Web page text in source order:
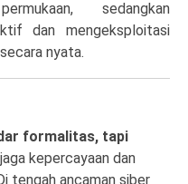
sedangkan
dan mengeksploitasi
nyata.
formalitas, tapi
kepercayaan dan
tengah ancaman siber